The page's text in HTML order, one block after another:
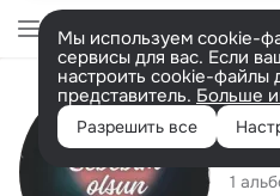
Мы используем cookie-
сервисы для вас. Если
настроить cookie-файлы
представитель. Больше
Разрешить все
1